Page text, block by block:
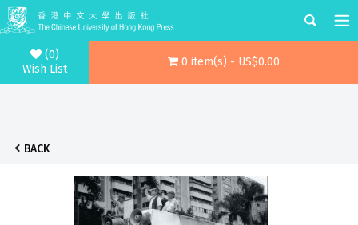
(0)
Wish List
0 item(s) - US$0.00
BACK